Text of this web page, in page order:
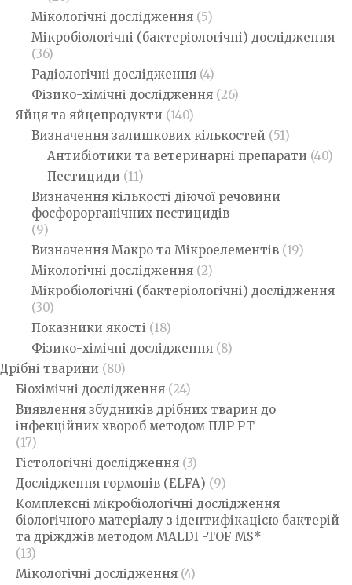
Мікологічні дослідження (5)
Мікробіологічні (бактеріологічні) дослідження
(36)
Радіологічні дослідження (4)
Фізико-хімічні дослідження (26)
Яйця та яйцепродукти (140)
Визначення залишкових кількостей (51)
Антибіотики та ветеринарні препарати (40)
Пестициди (11)
Визначення кількості діючої речовини
фосфорорганічних пестицидів
(9)
Визначення Макро та Мікроелементів (19)
Мікологічні дослідження (2)
Мікробіологічні (бактеріологічні) дослідження
(30)
Показники якості (18)
Фізико-хімічні дослідження (8)
Дрібні тварини (80)
Біохімічні дослідження (24)
Виявлення збудників дрібних тварин до
інфекційних хвороб методом ПЛР РТ
(17)
Гістологічні дослідження (3)
Дослідження гормонів (ELFA) (9)
Комплексні мікробіологічні дослідження
біологічного матеріалу з ідентифікацією бактерій
та дріжджів методом MALDI -TOF MS*
(13)
Мікологічні дослідження (4)